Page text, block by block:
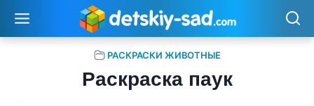
РАСКРАСКИ ЖИВОТНЫЕ
Раскраска паук